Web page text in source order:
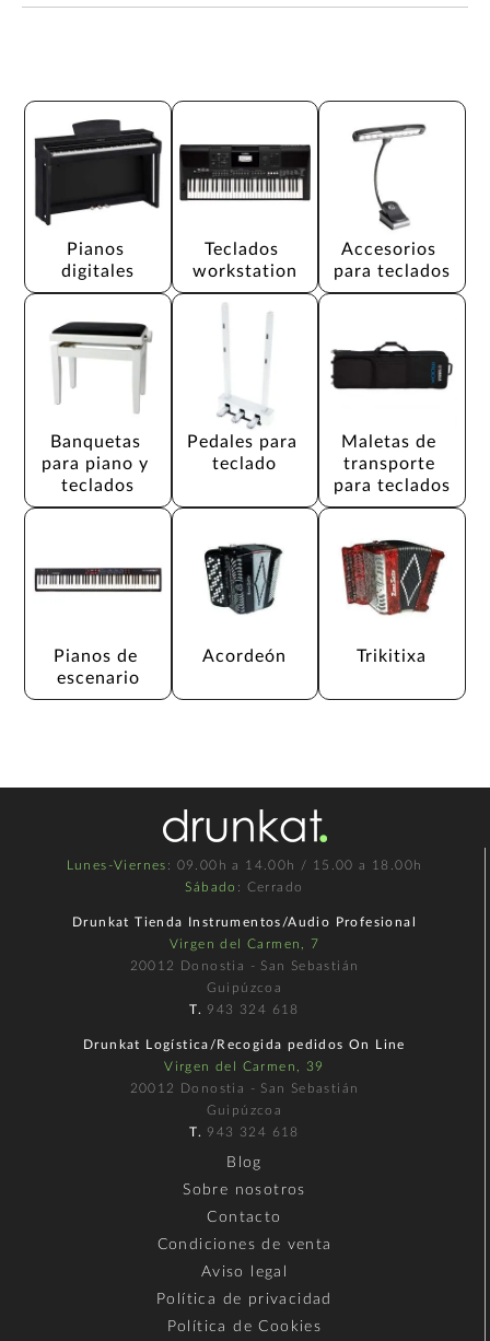
Pianos
digitales
Teclados
workstation
Accesorios
para teclados
Banquetas
para piano y
teclados
Pedales para
teclado
Maletas de
transporte
para teclados
Pianos de
escenario
Acordeón Trikitixa
Lunes-Viernes : 09.00h a 14.00h / 15.00 a 18.00h
Sábado : Cerrado
Drunkat Tienda Instrumentos/Audio Profesional
Virgen del Carmen, 7
20012 Donostia - San Sebastián
Guipúzcoa
T. 943 324 618
Drunkat Logística/Recogida pedidos On Line
Virgen del Carmen, 39
20012 Donostia - San Sebastián
Guipúzcoa
T. 943 324 618
Blog
Sobre nosotros
Contacto
Condiciones de venta
Aviso legal
Política de privacidad
Política de Cookies